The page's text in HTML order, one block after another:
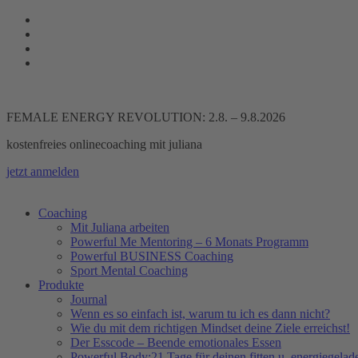
Zum
Inhalt
springen
FEMALE ENERGY REVOLUTION: 2.8. – 9.8.2026
kostenfreies onlinecoaching mit juliana
jetzt anmelden
Coaching
Mit Juliana arbeiten
Powerful Me Mentoring – 6 Monats Programm
Powerful BUSINESS Coaching
Sport Mental Coaching
Produkte
Journal
Wenn es so einfach ist, warum tu ich es dann nicht?
Wie du mit dem richtigen Mindset deine Ziele erreichst!
Der Esscode – Beende emotionales Essen